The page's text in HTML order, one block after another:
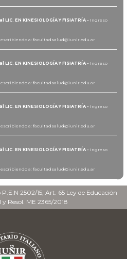
EN KINESIOLOGÍA Y FISIATRÍA - Ingreso
escribiendo a: facultadsalud@iunir.edu.ar
EN KINESIOLOGÍA Y FISIATRÍA - Ingreso
escribiendo a: facultadsalud@iunir.edu.ar
EN KINESIOLOGÍA Y FISIATRÍA - Ingreso
escribiendo a: facultadsalud@iunir.edu.ar
EN KINESIOLOGÍA Y FISIATRÍA - Ingreso
escribiendo a: facultadsalud@iunir.edu.ar
2502/15, Art. 65 Ley de Educación
y Resol. ME 2365/2018